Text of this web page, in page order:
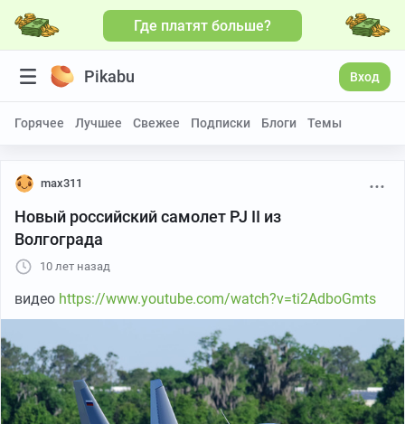
Где платят больше?
Pikabu Вход
Горячее Лучшее Свежее Подписки Блоги Темы
max311
Новый российский самолет PJ II из
Волгограда
10 лет назад
видео https://www.youtube.com/watch?v=ti2AdboGmts